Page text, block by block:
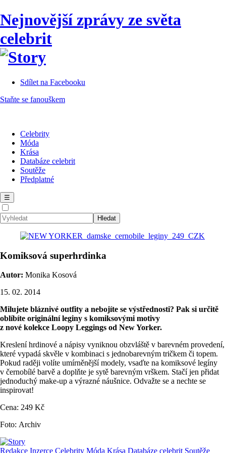
Nejnovější zprávy ze světa
celebrit
Sdílet na Facebooku
Staňte se fanouškem
Celebrity
Móda
Krása
Databáze celebrit
Soutěže
Předplatné
☰
Komiksová superhrdinka
Autor: Monika Kosová
15. 02. 2014
Milujete bláznivé outfity a nebojíte se výstřednosti? Pak si určitě
oblíbíte originální leginy s komiksovými motivy
z nové kolekce Loopy Leggings od New Yorker.
Kreslení hrdinové a nápisy vyniknou obzvláště v barevném provedení,
které vypadá skvěle v kombinaci s jednobarevným tričkem či topem.
Pokud raději volíte umírněnější modely, vsaďte na komiksové legíny
v černobílé barvě a doplňte je sytě barevným vrškem. Stačí jen přidat
jednoduchý make-up a výrazné náušnice. Odvažte se a nechte se
inspirovat!
Cena: 249 Kč
Foto: Archiv
Redakce Inzerce Celebrity Móda Krása Databáze celebrit Soutěže